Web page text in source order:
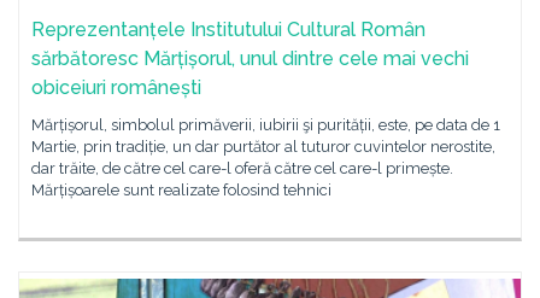
Reprezentanțele Institutului Cultural Român
sărbătoresc Mărțișorul, unul dintre cele mai vechi
obiceiuri românești
Mărțișorul, simbolul primăverii, iubirii şi purității, este, pe data de 1
Martie, prin tradiție, un dar purtător al tuturor cuvintelor nerostite,
dar trăite, de către cel care-l oferă către cel care-l primește.
Mărțișoarele sunt realizate folosind tehnici